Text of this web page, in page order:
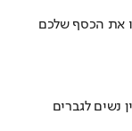
את הכסף שלכם
נשים לגברים